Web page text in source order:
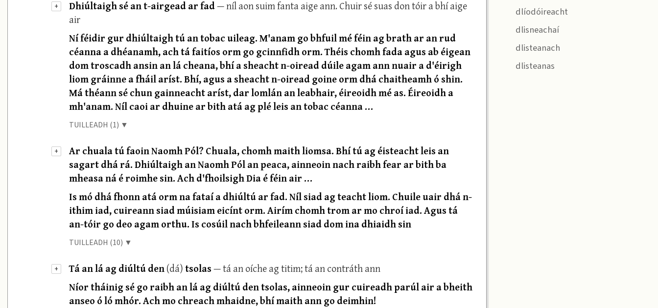
+ Dhiúltaigh sé an t-airgead ar fad— níl aon suim fanta aige ann. Chuir sé suas don tóir a bhí aige
air
Ní féidir gur dhiúltaigh tú an tobac uileag. M'anam go bhfuil mé féin ag brath ar an rud
céanna a dhéanamh, ach tá faitíos orm go gcinnfidh orm. Théis chomh fada agus ab éigean
dom troscadh ansin an lá cheana, bhí a sheacht n-oiread dúile agam ann nuair a d'éirigh
liom gráinne a fháil aríst. Bhí, agus a sheacht n-oiread goine orm dhá chaitheamh ó shin.
Má théann sé chun gainneacht aríst, dar lomlán an leabhair, éireoidh mé as. Éireoidh a
mh'anam. Níl caoi ar dhuine ar bith atá ag plé leis an tobac céanna …
TUILLEADH (1) ▼
+
Ar chuala tú faoin Naomh Pól? Chuala, chomh maith liomsa. Bhí tú ag éisteacht leis an
sagart dhá rá. Dhiúltaigh an Naomh Pól an peaca, ainneoin nach raibh fear ar bith ba
mheasa ná é roimhe sin. Ach d'fhoilsigh Dia é féin air …
Is mó dhá fhonn atá orm na fataí a dhiúltú ar fad. Níl siad ag teacht liom. Chuile uair dhá n-
ithim iad, cuireann siad múisiam eicínt orm. Airím chomh trom ar mo chroí iad. Agus tá
an-tóir go deo agam orthu. Is cosúil nach bhfeileann siad dom ina dhiaidh sin
TUILLEADH (10) ▼
+ Tá an lá ag diúltú den(dá)tsolas— tá an oíche ag titim; tá an contráth ann
Níor tháinig sé go raibh an lá ag diúltú den tsolas, ainneoin gur cuireadh parúl air a bheith
anseo ó ló mhór. Ach mo chreach mhaidne, bhí maith ann go deimhin!
dlíodóireacht
dlisneachaí
dlisteanach
dlisteanas